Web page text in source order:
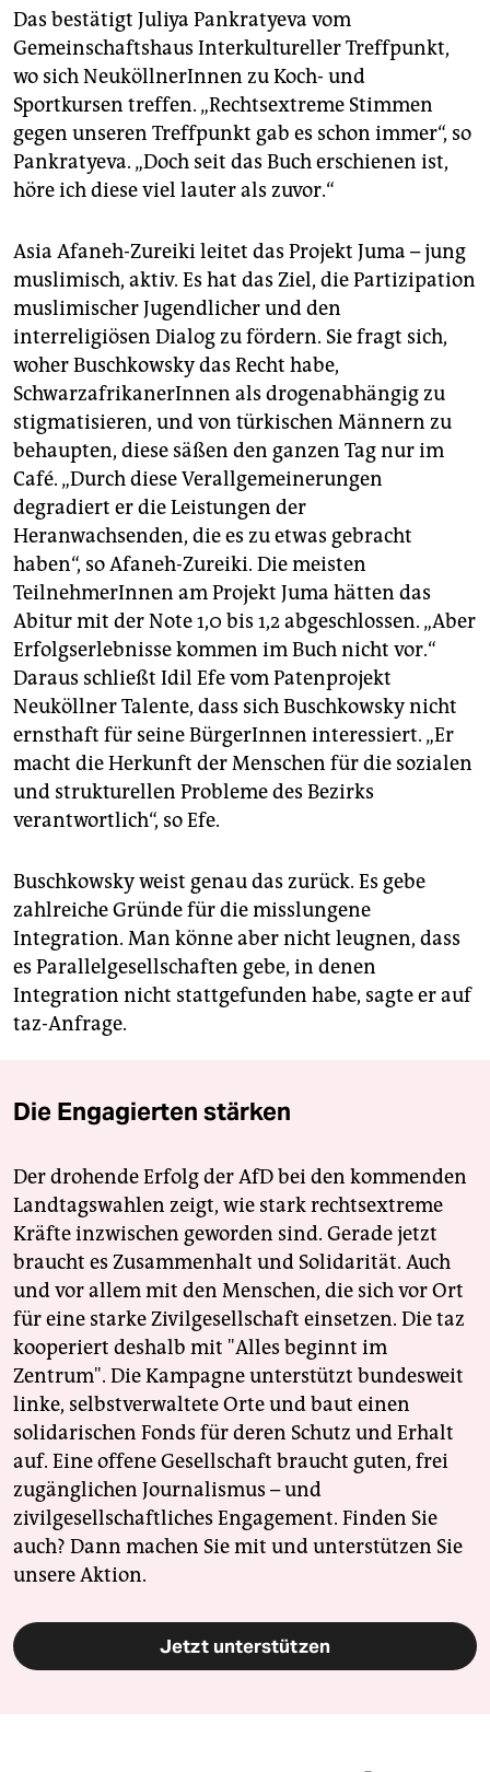
Das bestätigt Juliya Pankratyeva vom
Gemeinschaftshaus Interkultureller Treffpunkt,
wo sich NeuköllnerInnen zu Koch- und
Sportkursen treffen. „Rechtsextreme Stimmen
gegen unseren Treffpunkt gab es schon immer“, so
Pankratyeva. „Doch seit das Buch erschienen ist,
höre ich diese viel lauter als zuvor.“
Asia Afaneh-Zureiki leitet das Projekt Juma – jung
muslimisch, aktiv. Es hat das Ziel, die Partizipation
muslimischer Jugendlicher und den
interreligiösen Dialog zu fördern. Sie fragt sich,
woher Buschkowsky das Recht habe,
SchwarzafrikanerInnen als drogenabhängig zu
stigmatisieren, und von türkischen Männern zu
behaupten, diese säßen den ganzen Tag nur im
Café. „Durch diese Verallgemeinerungen
degradiert er die Leistungen der
Heranwachsenden, die es zu etwas gebracht
haben“, so Afaneh-Zureiki. Die meisten
TeilnehmerInnen am Projekt Juma hätten das
Abitur mit der Note 1,0 bis 1,2 abgeschlossen. „Aber
Erfolgserlebnisse kommen im Buch nicht vor.“
Daraus schließt Idil Efe vom Patenprojekt
Neuköllner Talente, dass sich Buschkowsky nicht
ernsthaft für seine BürgerInnen interessiert. „Er
macht die Herkunft der Menschen für die sozialen
und strukturellen Probleme des Bezirks
verantwortlich“, so Efe.
Buschkowsky weist genau das zurück. Es gebe
zahlreiche Gründe für die misslungene
Integration. Man könne aber nicht leugnen, dass
es Parallelgesellschaften gebe, in denen
Integration nicht stattgefunden habe, sagte er auf
taz-Anfrage.
Die Engagierten stärken
Der drohende Erfolg der AfD bei den kommenden
Landtagswahlen zeigt, wie stark rechtsextreme
Kräfte inzwischen geworden sind. Gerade jetzt
braucht es Zusammenhalt und Solidarität. Auch
und vor allem mit den Menschen, die sich vor Ort
für eine starke Zivilgesellschaft einsetzen. Die taz
kooperiert deshalb mit "Alles beginnt im
Zentrum". Die Kampagne unterstützt bundesweit
linke, selbstverwaltete Orte und baut einen
solidarischen Fonds für deren Schutz und Erhalt
auf. Eine offene Gesellschaft braucht guten, frei
zugänglichen Journalismus – und
zivilgesellschaftliches Engagement. Finden Sie
auch? Dann machen Sie mit und unterstützen Sie
unsere Aktion.
Jetzt unterstützen